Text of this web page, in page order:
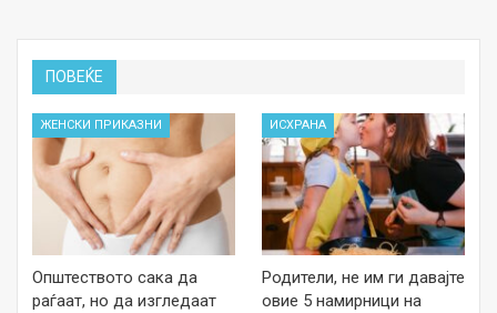
ПОВЕЌЕ
ЖЕНСКИ ПРИКАЗНИ
Општеството сака да
раѓаат, но да изгледаат
ИСХРАНА
Родители, не им ги давајте
овие 5 намирници на